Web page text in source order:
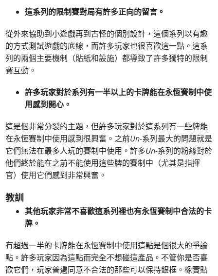
這系列的限制賽對局有許多正向的留言。
從外來協助到小遊戲再到古怪的個別設計，這個系列以有趣
的方式測試遊戲的底線，而許多玩家也很喜歡這一點。這系
列的兩個主要機制（貼紙和設施）都導致了許多獨特的限制
賽互動。
許多玩家對於系列有一半以上的卡牌能在永恆賽制中使
用感到開心。
這是個非常分裂的主題，但許多玩家對於這系列有一些牌能
在永恆賽制中使用感到很興奮。之前Un-系列最大的問題就是
它們無法在最多人玩的賽制中使用。許多Un-系列的粉絲對於
他們終於能在之前不能使用這些牌的賽制中（尤其是指揮
官）使用它們感到非常興奮。
教訓
其他玩家非常不喜歡這系列裡也有永恆賽制中合法的卡
牌。
有超過一半的卡牌能在永恆賽制中使用這點是個很大的爭論
點。許多玩家因為這點而完全不想碰這產品。不管你是否喜
歡它們，玩家普遍同意不合法的那些可以保持銀框。橡實貼